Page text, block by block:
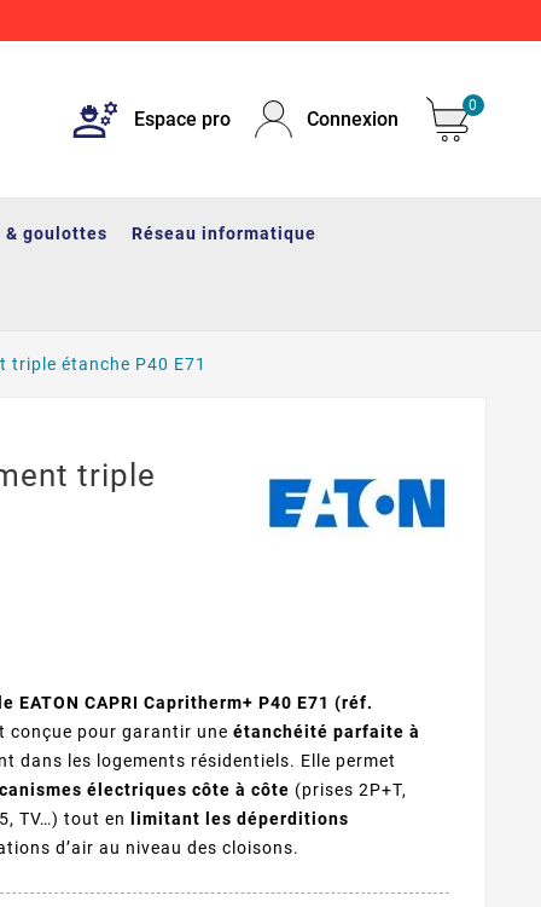
Espace pro Connexion
0
& goulottes Réseau informatique
triple étanche P40 E71
triple
EATON CAPRI Capritherm+ P40 E71 (réf.
conçue pour garantir une étanchéité parfaite à
dans les logements résidentiels. Elle permet
électriques côte à côte (prises 2P+T,
TV…) tout en
limitant les déperditions
d’air au niveau des cloisons.